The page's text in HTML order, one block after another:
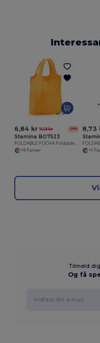
6,84 kr 11,13 kr -39%
Stamina BO7523
+9 Farver
8,73
+1
Tilmeld
Og få